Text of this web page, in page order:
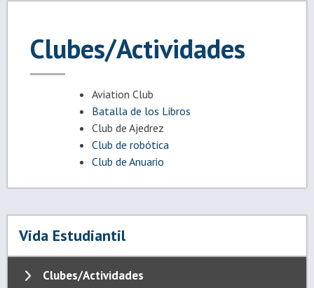
Clubes/Actividades
Aviation Club
Batalla de los Libros
Club de Ajedrez
Club de robótica
Club de Anuario
Vida Estudiantil
Clubes/Actividades